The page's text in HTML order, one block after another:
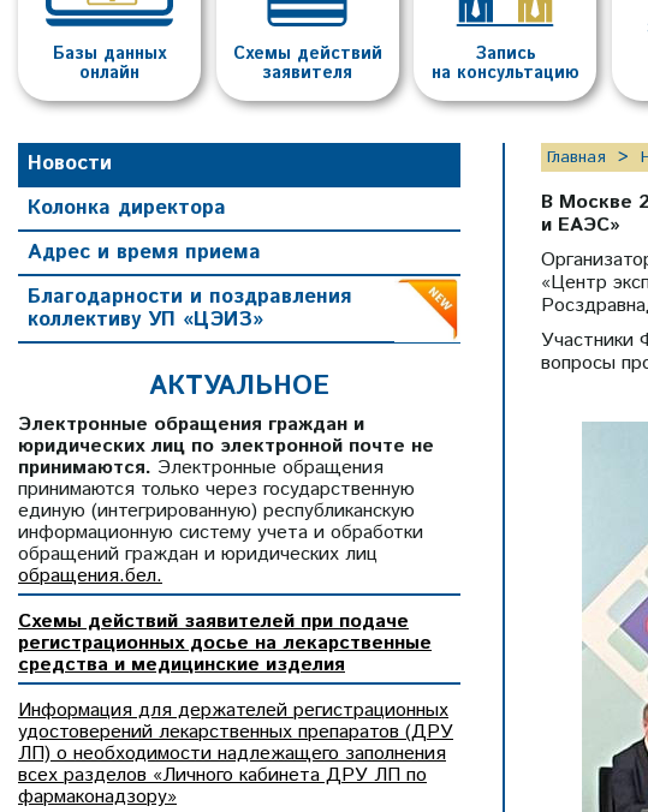
Базы данных
онлайн
Схемы действий
заявителя
Запись
на консультацию
Новости
Колонка директора
Адрес и время приема
Благодарности и поздравления
коллективу УП «ЦЭИЗ»
АКТУАЛЬНОЕ
Электронные обращения граждан и
юридических лиц по электронной почте не
принимаются. Электронные обращения
принимаются только через государственную
единую (интегрированную) республиканскую
информационную систему учета и обработки
обращений граждан и юридических лиц
обращения.бел.
Схемы действий заявителей при подаче
регистрационных досье на лекарственные
средства и медицинские изделия
Информация для держателей регистрационных
удостоверений лекарственных препаратов (ДРУ
ЛП) о необходимости надлежащего заполнения
всех разделов «Личного кабинета ДРУ ЛП по
фармаконадзору»
Главная
В Москве
и ЕАЭС»
«Центр
Участники
вопросы